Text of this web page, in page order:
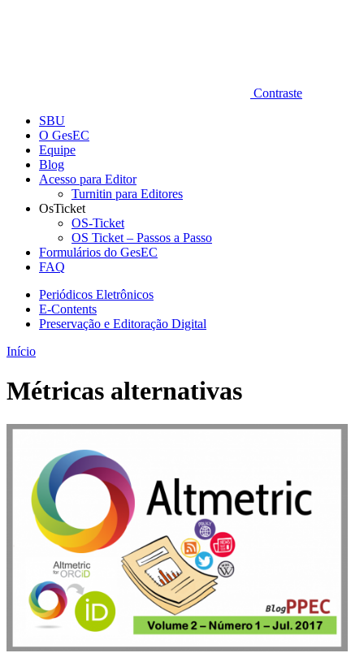
Contraste
SBU
O GesEC
Equipe
Blog
Acesso para Editor
Turnitin para Editores
OsTicket
OS-Ticket
OS Ticket – Passos a Passo
Formulários do GesEC
FAQ
Periódicos Eletrônicos
E-Contents
Preservação e Editoração Digital
Início
Métricas alternativas